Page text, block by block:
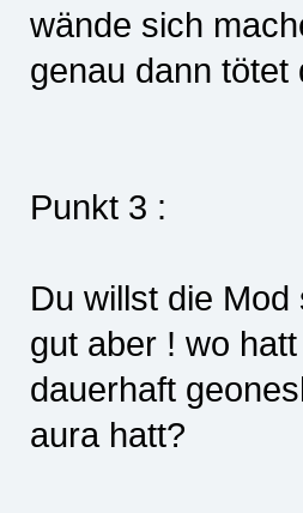
wände sich
genau dann
Punkt 3 :
Du willst die
gut aber ! wo
dauerhaft
aura hatt?